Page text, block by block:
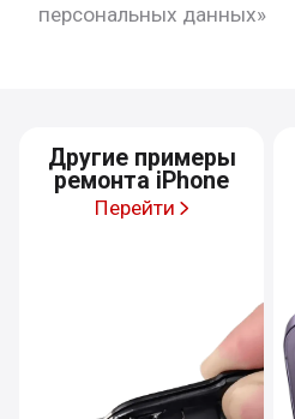
персональных данных»
Другие примеры
ремонта iPhone
Перейти